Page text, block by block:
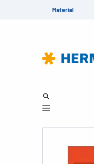
Material